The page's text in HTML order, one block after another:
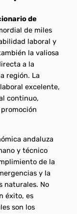
de
de miles
laboral y
la valiosa
a la
región. La
excelente,
continuo,
andaluza
y técnico
de la
y la
naturales. No
éxito, es
son los